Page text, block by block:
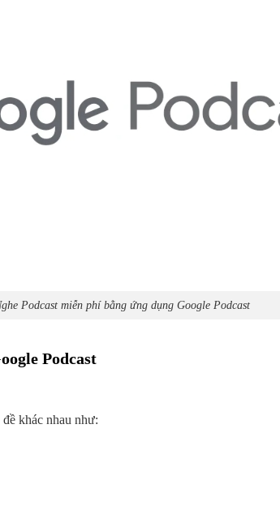
Podcast miễn phí bằng ứng dụng Google Podcast
Podcast
khác nhau như: